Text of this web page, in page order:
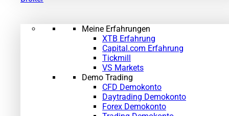
Meine Erfahrungen
XTB Erfahrung
Capital.com Erfahrung
Tickmill
VS Markets
Demo Trading
CFD Demokonto
Daytrading Demokonto
Forex Demokonto